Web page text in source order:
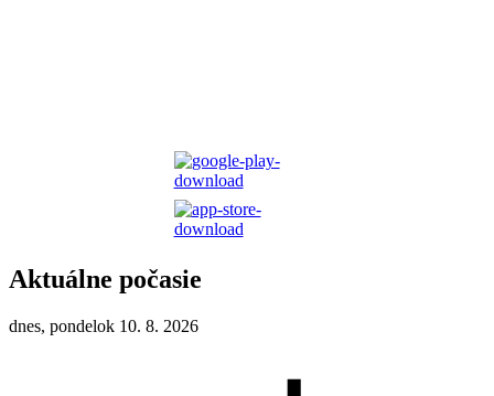
Aktuálne počasie
dnes, pondelok 10. 8. 2026